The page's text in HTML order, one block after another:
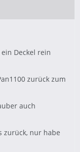
Deckel rein
zurück zum
auch
zurück, nur habe